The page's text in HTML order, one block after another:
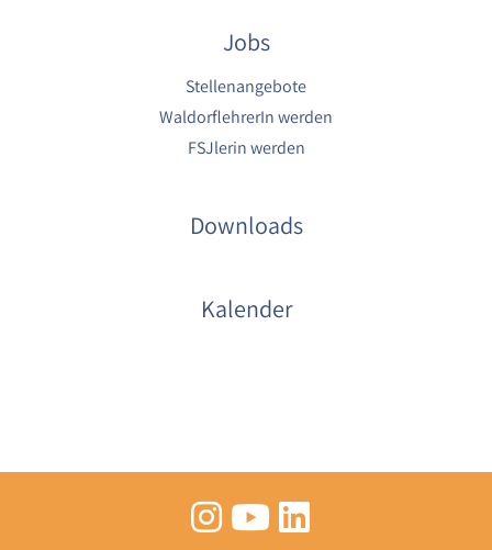
Jobs
Stellenangebote
WaldorflehrerIn werden
FSJlerin werden
Downloads
Kalender